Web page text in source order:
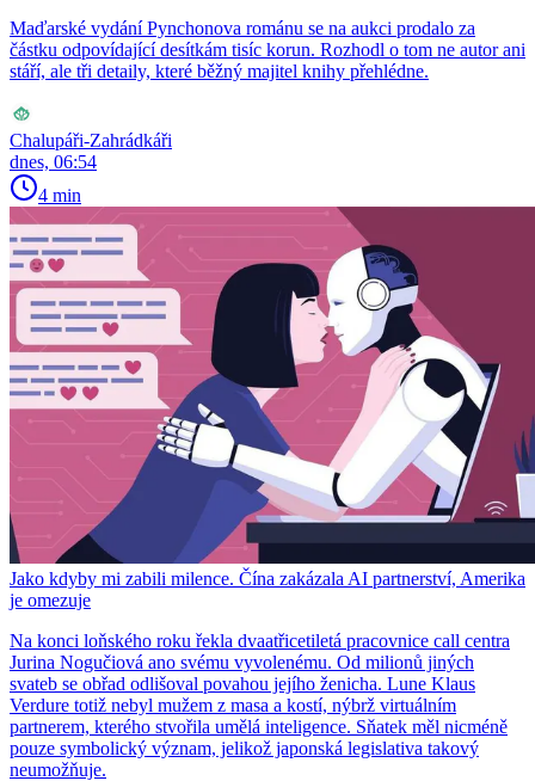
Maďarské vydání Pynchonova románu se na aukci prodalo za
částku odpovídající desítkám tisíc korun. Rozhodl o tom ne autor ani
stáří, ale tři detaily, které běžný majitel knihy přehlédne.
Chalupáři-Zahrádkáři
dnes, 06:54
4 min
Jako kdyby mi zabili milence. Čína zakázala AI partnerství, Amerika
je omezuje
Na konci loňského roku řekla dvaatřicetiletá pracovnice call centra
Jurina Nogučiová ano svému vyvolenému. Od milionů jiných
svateb se obřad odlišoval povahou jejího ženicha. Lune Klaus
Verdure totiž nebyl mužem z masa a kostí, nýbrž virtuálním
partnerem, kterého stvořila umělá inteligence. Sňatek měl nicméně
pouze symbolický význam, jelikož japonská legislativa takový
neumožňuje.